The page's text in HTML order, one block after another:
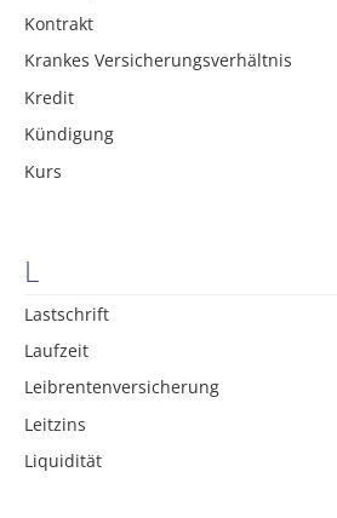
Kontrakt
Krankes Versicherungsverhältnis
Kredit
Kündigung
Kurs
L
Lastschrift
Laufzeit
Leibrentenversicherung
Leitzins
Liquidität